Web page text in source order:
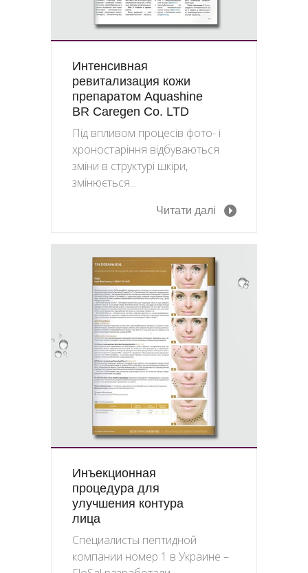
Интенсивная
ревитализация кожи
препаратом Aquashine
BR Caregen Co. LTD
Під впливом процесів фото- і
хроностаріння відбуваються
зміни в структурі шкіри,
змінюється...
Читати далі
Инъекционная
процедура для
улучшения контура
лица
Специалисты пептидной
компании номер 1 в Украине –